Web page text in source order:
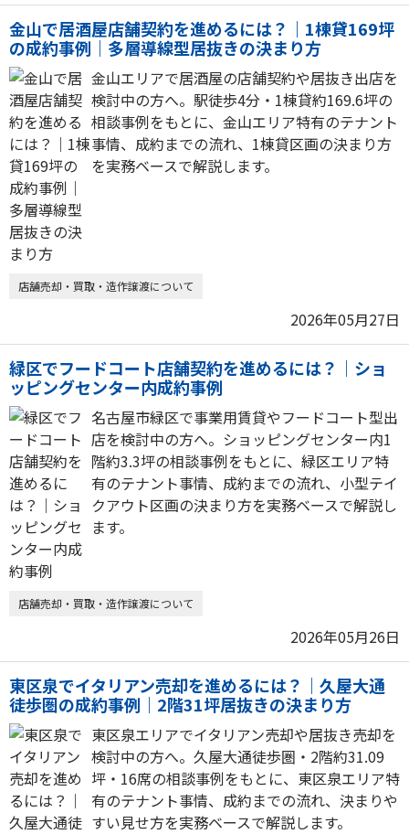
金山で居酒屋店舗契約を進めるには？｜1棟貸169坪
の成約事例｜多層導線型居抜きの決まり方
金山エリアで居酒屋の店舗契約や居抜き出店を
検討中の方へ。駅徒歩4分・1棟貸約169.6坪の
相談事例をもとに、金山エリア特有のテナント
事情、成約までの流れ、1棟貸区画の決まり方
を実務ベースで解説します。
店舗売却・買取・造作譲渡について
2026年05月27日
緑区でフードコート店舗契約を進めるには？｜ショ
ッピングセンター内成約事例
名古屋市緑区で事業用賃貸やフードコート型出
店を検討中の方へ。ショッピングセンター内1
階約3.3坪の相談事例をもとに、緑区エリア特
有のテナント事情、成約までの流れ、小型テイ
クアウト区画の決まり方を実務ベースで解説し
ます。
店舗売却・買取・造作譲渡について
2026年05月26日
東区泉でイタリアン売却を進めるには？｜久屋大通
徒歩圏の成約事例｜2階31坪居抜きの決まり方
東区泉エリアでイタリアン売却や居抜き売却を
検討中の方へ。久屋大通徒歩圏・2階約31.09
坪・16席の相談事例をもとに、東区泉エリア特
有のテナント事情、成約までの流れ、決まりや
すい見せ方を実務ベースで解説します。